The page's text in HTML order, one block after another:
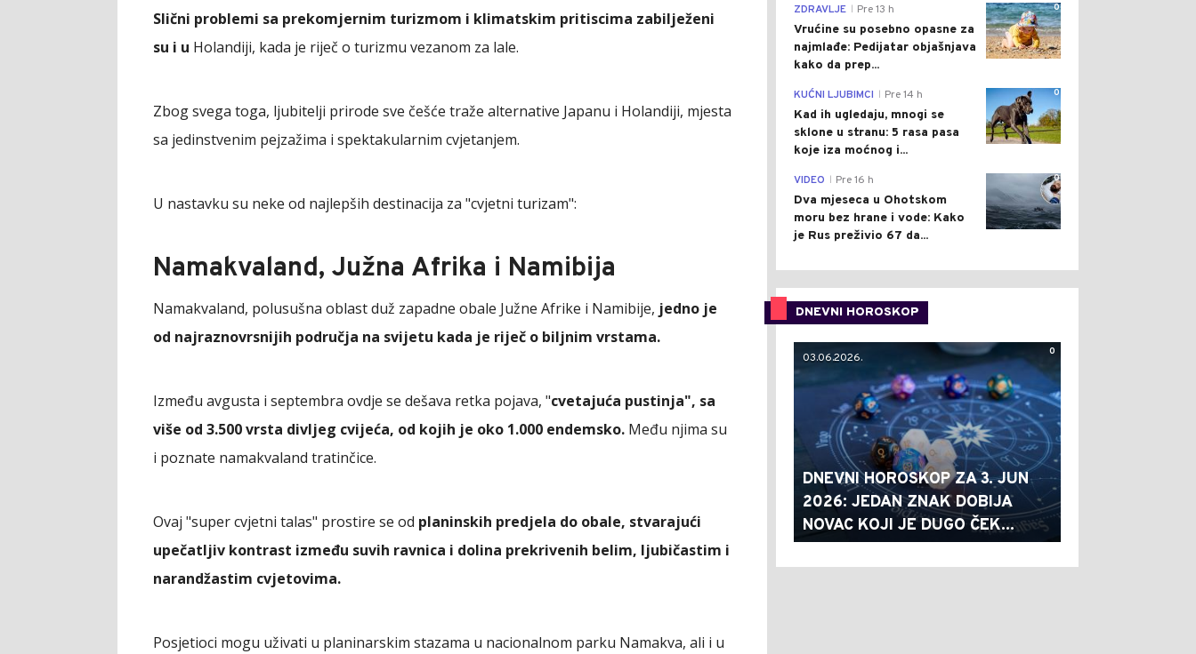
Slični problemi sa prekomjernim turizmom i klimatskim pritiscima zabilježeni
su i u Holandiji, kada je riječ o turizmu vezanom za lale.
Zbog svega toga, ljubitelji prirode sve češće traže alternative Japanu i Holandiji, mjesta
sa jedinstvenim pejzažima i spektakularnim cvjetanjem.
U nastavku su neke od najlepših destinacija za "cvjetni turizam":
Namakvaland, Južna Afrika i Namibija
Namakvaland, polusušna oblast duž zapadne obale Južne Afrike i Namibije, jedno je
od najraznovrsnijih područja na svijetu kada je riječ o biljnim vrstama.
Između avgusta i septembra ovdje se dešava retka pojava, "cvetajuća pustinja", sa
više od 3.500 vrsta divljeg cvijeća, od kojih je oko 1.000 endemsko. Među njima su
i poznate namakvaland tratinčice.
Ovaj "super cvjetni talas" prostire se od planinskih predjela do obale, stvarajući
upečatljiv kontrast između suvih ravnica i dolina prekrivenih belim, ljubičastim i
narandžastim cvjetovima.
Posjetioci mogu uživati u planinarskim stazama u nacionalnom parku Namakva, ali i u
0
ZDRAVLJE Pre 13 h
Vrućine su posebno opasne za
najmlađe: Pedijatar objašnjava
kako da prep...
0
KUĆNI LJUBIMCI Pre 14 h
Kad ih ugledaju, mnogi se
sklone u stranu: 5 rasa pasa
koje iza moćnog i...
0
VIDEO Pre 16 h
Dva mjeseca u Ohotskom
moru bez hrane i vode: Kako
je Rus preživio 67 da...
DNEVNI HOROSKOP
0
03.06.2026.
DNEVNI HOROSKOP ZA 3. JUN
2026: JEDAN ZNAK DOBIJA
NOVAC KOJI JE DUGO ČEK...